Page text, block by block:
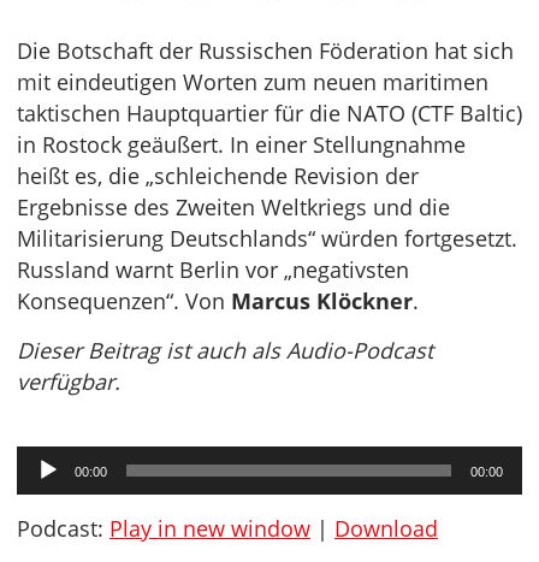
Die Botschaft der Russischen Föderation hat sich
mit eindeutigen Worten zum neuen maritimen
taktischen Hauptquartier für die NATO (CTF Baltic)
in Rostock geäußert. In einer Stellungnahme
heißt es, die „schleichende Revision der
Ergebnisse des Zweiten Weltkriegs und die
Militarisierung Deutschlands“ würden fortgesetzt.
Russland warnt Berlin vor „negativsten
Konsequenzen“. Von Marcus Klöckner.
Dieser Beitrag ist auch als Audio-Podcast
verfügbar.
Audio-
Player
00:00 00:00
Podcast: Play in new window | Download